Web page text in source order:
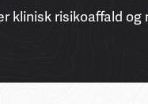
klinisk risikoaffald og